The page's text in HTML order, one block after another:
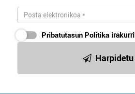
Pribatutasun Politika
Harpidetu